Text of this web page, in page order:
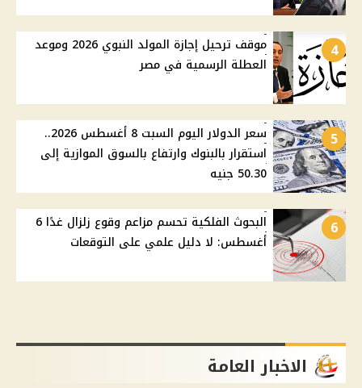
4
موقف ترحيل إجازة المولد النبوي 2026 وموعد
العطلة الرسمية في مصر
5
سعر الدولار اليوم السبت 8 أغسطس 2026..
استقرار بالبنوك وارتفاع بالسوق الموازية إلى
50.30 جنيه
6
البحوث الفلكية تحسم مزاعم وقوع زلزال غدًا 6
أغسطس: لا دليل علمي على التوقعات
الاخبار العامة